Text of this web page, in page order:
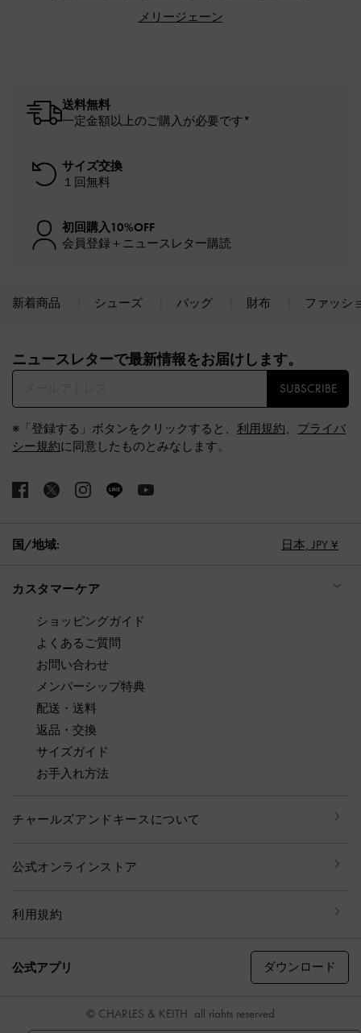
メリージェーン
送料無料
一定金額以上のご購入が必要です*
サイズ交換
１回無料
初回購入10%OFF
会員登録＋ニュースレター購読
新着商品 シューズ バッグ 財布 ファッシ
ニュースレターで最新情報をお届けします。​
SUBSCRIBE
※「登録する」ボタンをクリックすると、 利用規約、 プライバ
シー規約に同意したものとみなします。
国/地域: 日本, JPY ¥
カスタマーケア
ショッピングガイド
よくあるご質問
お問い合わせ
メンバーシップ特典
配送・送料
返品・交換
サイズガイド
お手入れ方法
チャールズアンドキースについて
公式オンラインストア
利用規約
公式アプリ ダウンロード
© CHARLES & KEITH, all rights reserved